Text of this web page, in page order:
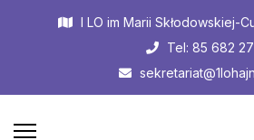
I LO im Marii Skłodowskiej-
Tel: 85 682